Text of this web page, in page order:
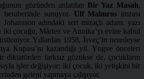
gözünden anlatılan Bir Yaz Masalı,
beraberinde sunuyor. Ulf Malmros imzası
adındaki sert mizaçlı adam, yazı
çocuğu, Mårten ve Annika’yı evine kabul
Yıllardan 1958, İsveç’in neredeyse
Kupası’nı kazandığı yıl. Yngve önceleri
diktatörden farksız gözükse de, çocukların
işler değişiyor; iki çocuk, iki yetişkini bir
geleni yapmaya çalışıyor.